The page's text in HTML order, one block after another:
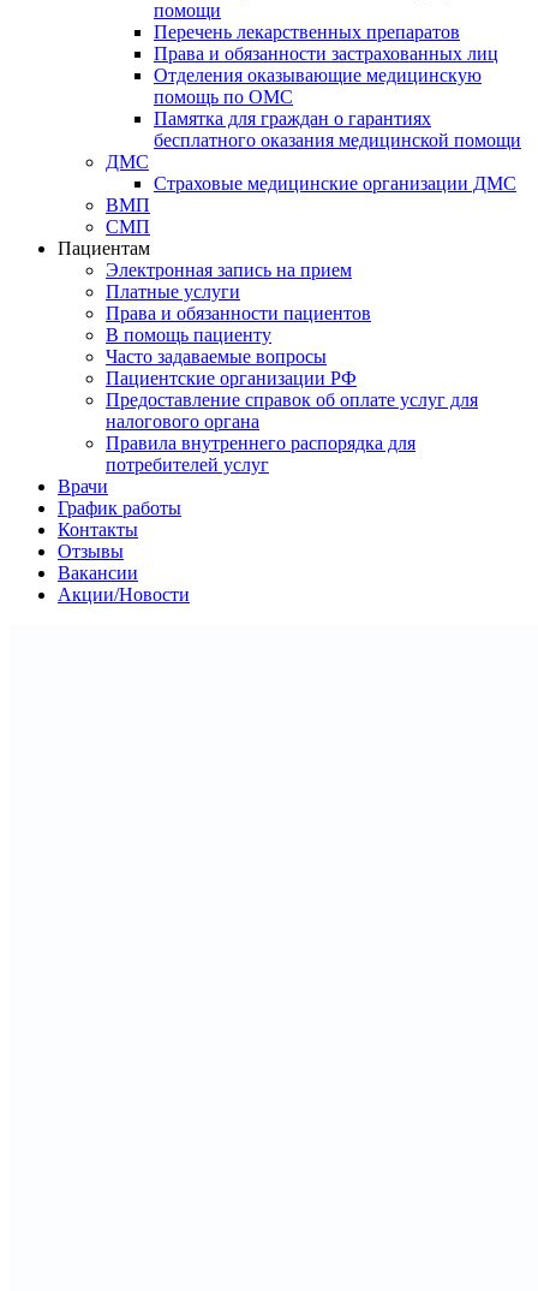
помощи
Перечень лекарственных препаратов
Права и обязанности застрахованных лиц
Отделения оказывающие медицинскую
помощь по ОМС
Памятка для граждан о гарантиях
бесплатного оказания медицинской помощи
ДМС
Страховые медицинские организации ДМС
ВМП
СМП
Пациентам
Электронная запись на прием
Платные услуги
Права и обязанности пациентов
В помощь пациенту
Часто задаваемые вопросы
Пациентские организации РФ
Предоставление справок об оплате услуг для
налогового органа
Правила внутреннего распорядка для
потребителей услуг
Врачи
График работы
Контакты
Отзывы
Вакансии
Акции/Новости